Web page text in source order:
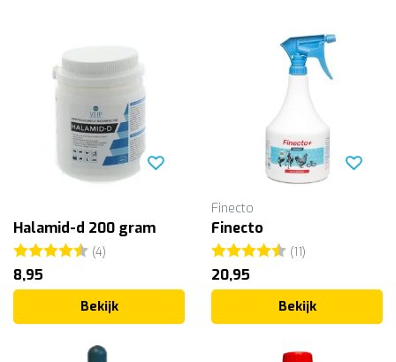
Halamid-d 200 gram
Beoordeling:(4)
8,95
Bekijk
Finecto
Finecto
Beoordeling:(11)
20,95
Bekijk